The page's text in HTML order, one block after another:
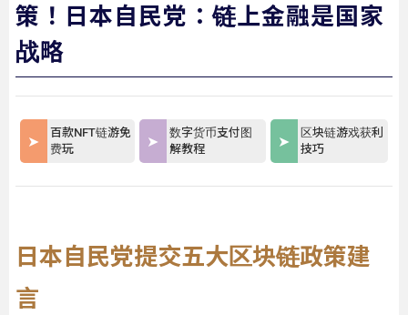
策！日本自民党：链上金融是国家
战略
百款NFT链游免
费玩
数字货币支付图
解教程
区块链游戏获利
技巧
日本自民党提交五大区块链政策建
言